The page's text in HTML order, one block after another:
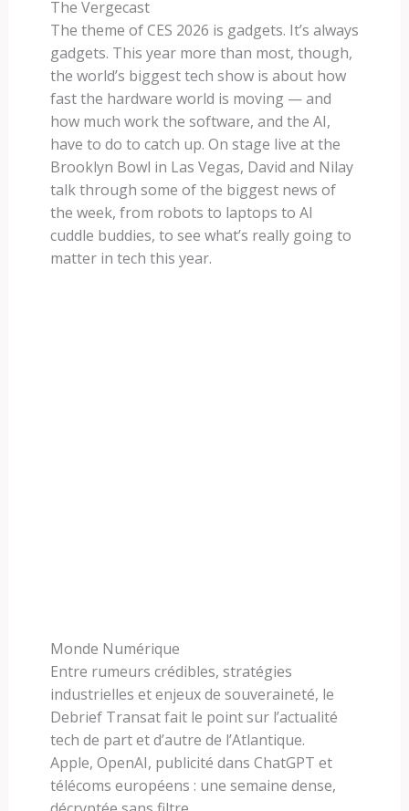
The Vergecast
The theme of CES 2026 is gadgets. It’s always
gadgets. This year more than most, though,
the world’s biggest tech show is about how
fast the hardware world is moving — and
how much work the software, and the AI,
have to do to catch up. On stage live at the
Brooklyn Bowl in Las Vegas, David and Nilay
talk through some of the biggest news of
the week, from robots to laptops to AI
cuddle buddies, to see what’s really going to
matter in tech this year.
Monde Numérique
Entre rumeurs crédibles, stratégies
industrielles et enjeux de souveraineté, le
Debrief Transat fait le point sur l’actualité
tech de part et d’autre de l’Atlantique.
Apple, OpenAI, publicité dans ChatGPT et
télécoms européens : une semaine dense,